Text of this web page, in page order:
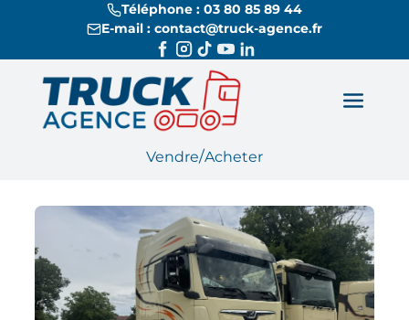
Téléphone : 03 80 85 89 44
E-mail : contact@truck-agence.fr
Vendre/Acheter